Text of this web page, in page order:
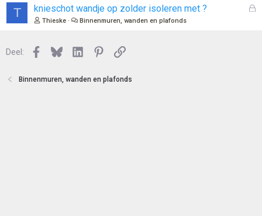
o
T
G
knieschot wandje op zolder isoleren met ?
Thieske Binnenmuren, wanden en plafonds
Deel: Facebook
BlueskyLinkedInPinterest
Link
Binnenmuren, wanden en plafonds